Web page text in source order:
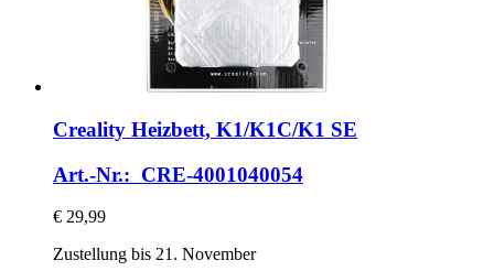
Creality Heizbett, K1/K1C/K1 SE
Art.-Nr.: CRE-4001040054
€ 29,99
Zustellung bis 21. November